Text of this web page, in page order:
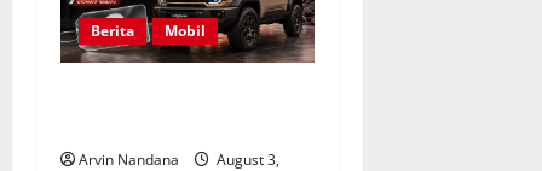
Berita Mobil
Arvin Nandana
August 3,